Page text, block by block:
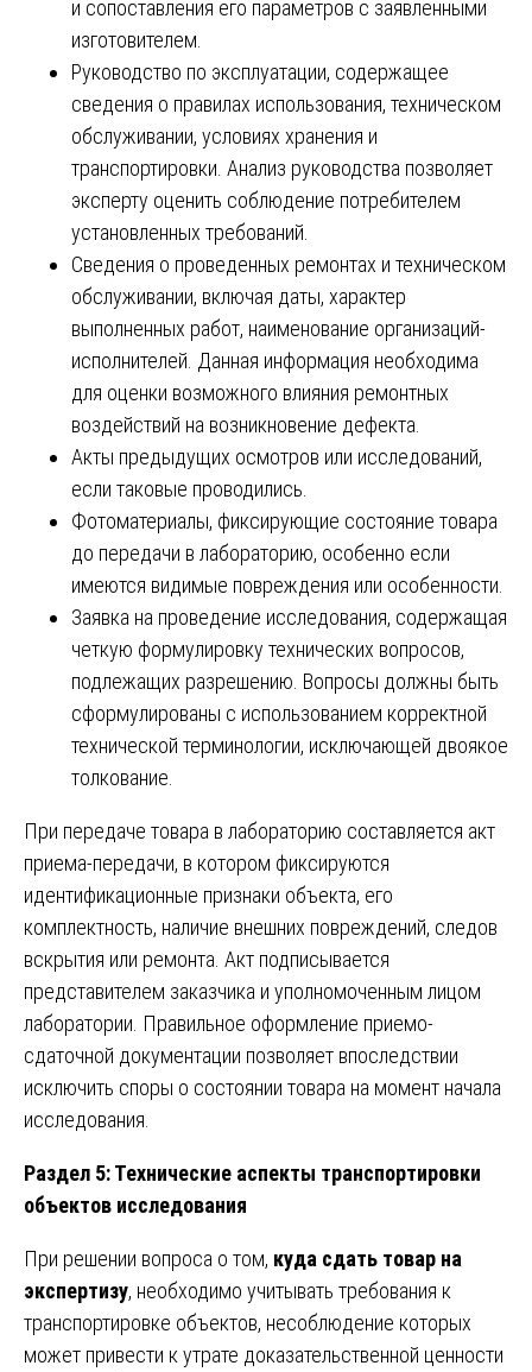
и сопоставления его параметров с заявленными
изготовителем.
Руководство по эксплуатации, содержащее
сведения о правилах использования, техническом
обслуживании, условиях хранения и
транспортировки. Анализ руководства позволяет
эксперту оценить соблюдение потребителем
установленных требований.
Сведения о проведенных ремонтах и техническом
обслуживании, включая даты, характер
выполненных работ, наименование организаций-
исполнителей. Данная информация необходима
для оценки возможного влияния ремонтных
воздействий на возникновение дефекта.
Акты предыдущих осмотров или исследований,
если таковые проводились.
Фотоматериалы, фиксирующие состояние товара
до передачи в лабораторию, особенно если
имеются видимые повреждения или особенности.
Заявка на проведение исследования, содержащая
четкую формулировку технических вопросов,
подлежащих разрешению. Вопросы должны быть
сформулированы с использованием корректной
технической терминологии, исключающей двоякое
толкование.
При передаче товара в лабораторию составляется акт
приема-передачи, в котором фиксируются
идентификационные признаки объекта, его
комплектность, наличие внешних повреждений, следов
вскрытия или ремонта. Акт подписывается
представителем заказчика и уполномоченным лицом
лаборатории. Правильное оформление приемо-
сдаточной документации позволяет впоследствии
исключить споры о состоянии товара на момент начала
исследования.
Раздел 5: Технические аспекты транспортировки
объектов исследования
При решении вопроса о том, куда сдать товар на
экспертизу, необходимо учитывать требования к
транспортировке объектов, несоблюдение которых
может привести к утрате доказательственной ценности